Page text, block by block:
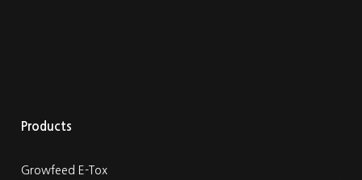
Products
Growfeed E-Tox